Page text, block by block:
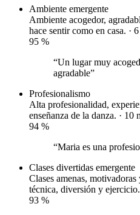
Ambiente emergente
Ambiente acogedor,
hace sentir como en casa. ·
95 %
“Un lugar muy
agradable”
Profesionalismo
Alta profesionalidad,
enseñanza de la danza. · 10
94 %
“Maria es una
Clases divertidas emergente
Clases amenas,
técnica, diversión y
93 %